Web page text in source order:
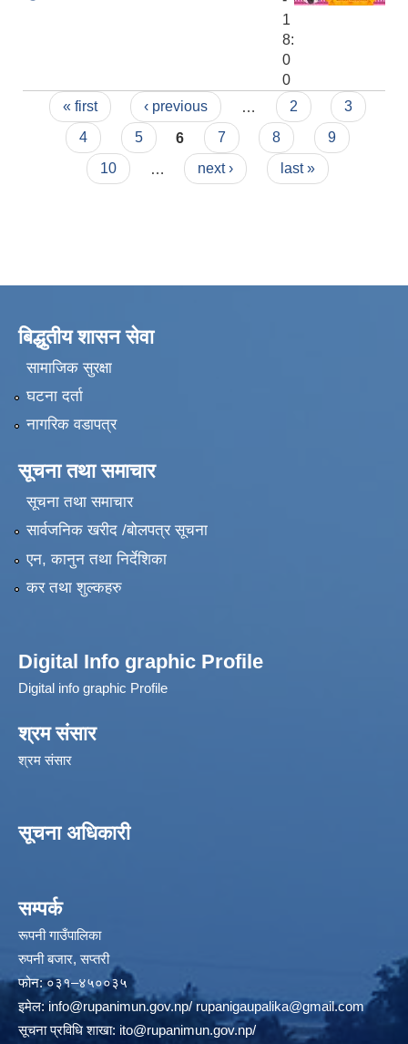
1
8:
0
0
Pages
« first ‹ previous 2
3
4
5 6 7 8
9
10
next › last »
बिद्धुतीय शासन सेवा
सामाजिक सुरक्षा
घटना दर्ता
नागरिक वडापत्र
सूचना तथा समाचार
सूचना तथा समाचार
सार्वजनिक खरीद /बोलपत्र सूचना
एन, कानुन तथा निर्देशिका
कर तथा शुल्कहरु
Digital Info graphic Profile
Digital info graphic Profile
श्रम संसार
श्रम संसार
सूचना अधिकारी
सम्पर्क
रूपनी गाउँपालिका
रुपनी बजार, सप्तरी
फोन: ०३१–४५००३५
इमेल:info@rupanimun.gov.np/rupanigaupalika@gmail.com
सूचना प्रविधि शाखा: ito@rupanimun.gov.np/